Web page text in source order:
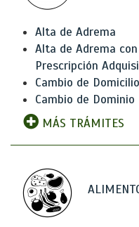
Alta de Adrema
Alta de Adrema
Prescripción
Cambio de
Cambio de Dominio
MÁS TRÁMITES